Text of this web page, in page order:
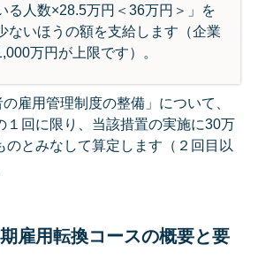
る人数×28.5万円＜36万円＞」を
ないほうの額を支給します（企業
万円が上限です）。
雇用管理制度の整備」について、
１回に限り、当該措置の実施に30万
のとみなして算定します（２回目以
雇用転換コースの概要と要